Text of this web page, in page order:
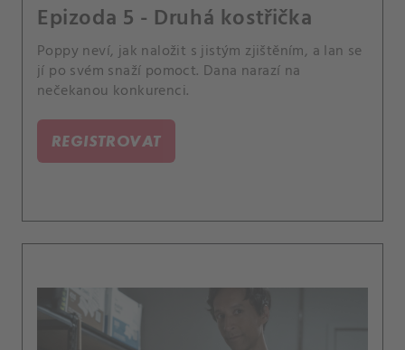
Epizoda 5 - Druhá kostřička
Poppy neví, jak naložit s jistým zjištěním, a Ian se
jí po svém snaží pomoct. Dana narazí na
nečekanou konkurenci.
REGISTROVAT